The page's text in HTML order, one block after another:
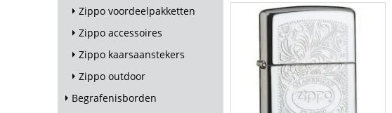
Zippo voordeelpakketten
Zippo accessoires
Zippo kaarsaanstekers
Zippo outdoor
Begrafenisborden